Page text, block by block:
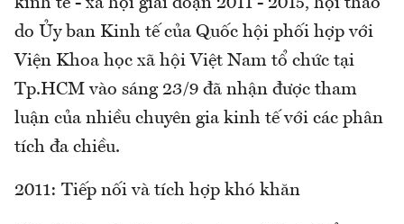
kinh tế - xã hội giai đoạn 2011 - 2015, hội thảo
do Ủy ban Kinh tế của Quốc hội phối hợp với
Viện Khoa học xã hội Việt Nam tổ chức tại
Tp.HCM vào sáng 23/9 đã nhận được tham
luận của nhiều chuyên gia kinh tế với các phân
tích đa chiều.
2011: Tiếp nối và tích hợp khó khăn